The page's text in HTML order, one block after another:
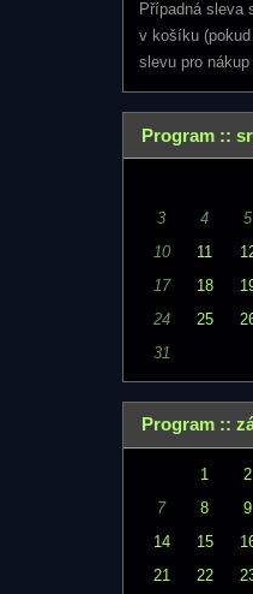
Případná sleva
v košíku
slevu pro
Program ::
3
4 5
10
11
17
18
24
25
31
Program ::
1 2
7
8 9
14
15
21
22